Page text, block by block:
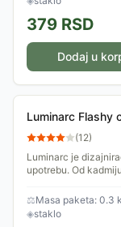
379 RSD
Dodaj u
Luminarc Flashy
(12)
Luminarc je
upotrebu. Od
⚖Masa paketa: 0.3
◈staklo